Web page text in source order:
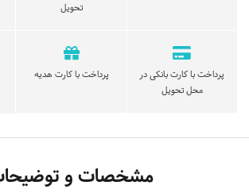
تحویل
پرداخت با کارت بانکی در
محل تحویل
پرداخت با کارت هدیه
مشخصات و